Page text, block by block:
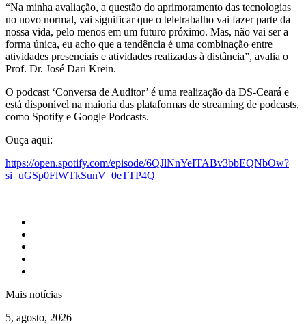
“Na minha avaliação, a questão do aprimoramento das tecnologias
no novo normal, vai significar que o teletrabalho vai fazer parte da
nossa vida, pelo menos em um futuro próximo. Mas, não vai ser a
forma única, eu acho que a tendência é uma combinação entre
atividades presenciais e atividades realizadas à distância”, avalia o
Prof. Dr. José Dari Krein.
O podcast ‘Conversa de Auditor’ é uma realização da DS-Ceará e
está disponível na maioria das plataformas de streaming de podcasts,
como Spotify e Google Podcasts.
Ouça aqui:
https://open.spotify.com/episode/6QJlNnYeITABv3bbEQNbOw?
si=uGSp0FlWTkSunV_0eTTP4Q
Mais notícias
5, agosto, 2026